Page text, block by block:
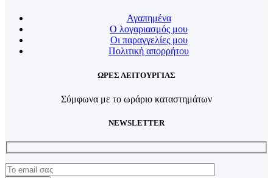
Αγαπημένα
Ο λογαριασμός μου
Οι παραγγελίες μου
Πολιτική απορρήτου
ΩΡΕΣ ΛΕΙΤΟΥΡΓΙΑΣ
Σύμφωνα με το ωράριο καταστημάτων
NEWSLETTER